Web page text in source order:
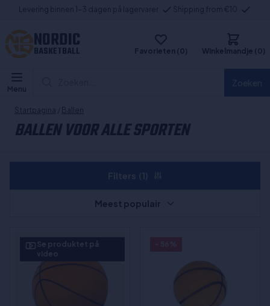
Levering binnen 1-3 dagen på lagervarer Shipping from €10
NORDIC
BASKETBALL Favorieten (0) Winkelmandje (0)
Menu
Startpagina / Ballen
BALLEN VOOR ALLE SPORTEN
Se produktet på
video
Meest populair